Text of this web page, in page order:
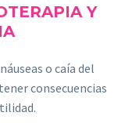
Y
o caía del
consecuencias